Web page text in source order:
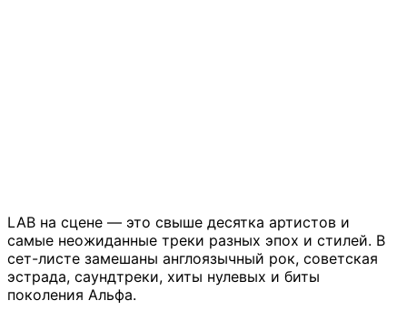
LAB на сцене –– это свыше десятка артистов и
самые неожиданные треки разных эпох и стилей. В
сет-листе замешаны англоязычный рок, советская
эстрада, саундтреки, хиты нулевых и биты
поколения Альфа.